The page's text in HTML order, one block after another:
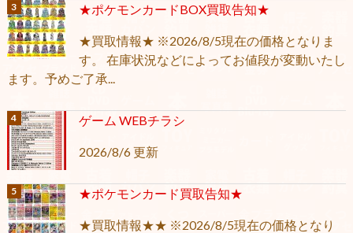
★ポケモンカードBOX買取告知★
★買取情報★ ※2026/8/5現在の価格となりま
す。 在庫状況などによってお値段が変動いたし
ます。予めご了承...
ゲーム WEBチラシ
2026/8/6 更新
★ポケモンカード買取告知★
★買取情報★★ ※2026/8/5現在の価格となり